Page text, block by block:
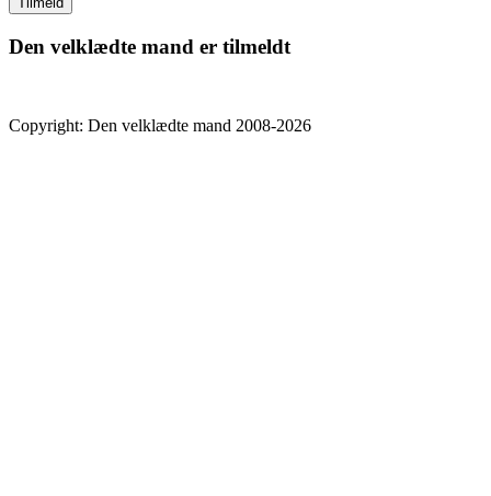
Den velklædte mand er tilmeldt
Copyright: Den velklædte mand 2008-2026